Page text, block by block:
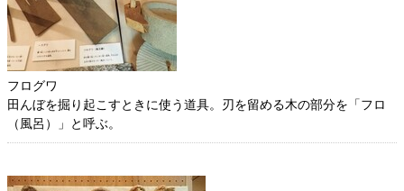
フログワ
田んぼを掘り起こすときに使う道具。刃を留める木の部分を「フロ
（風呂）」と呼ぶ。